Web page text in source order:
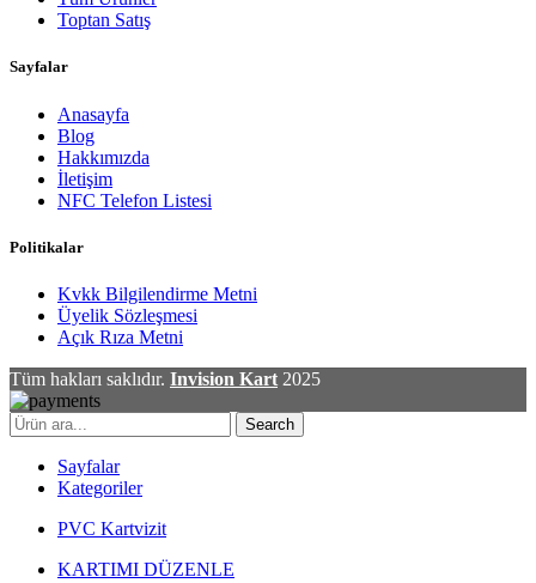
Toptan Satış
Sayfalar
Anasayfa
Blog
Hakkımızda
İletişim
NFC Telefon Listesi
Politikalar
Kvkk Bilgilendirme Metni
Üyelik Sözleşmesi
Açık Rıza Metni
Tüm hakları saklıdır. Invision Kart 2025
Search
Sayfalar
Kategoriler
PVC Kartvizit
KARTIMI DÜZENLE